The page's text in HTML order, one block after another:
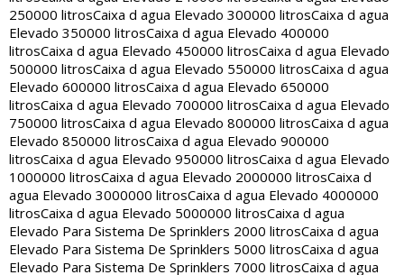
250000 litrosCaixa d agua Elevado 300000 litrosCaixa d agua
Elevado 350000 litrosCaixa d agua Elevado 400000
litrosCaixa d agua Elevado 450000 litrosCaixa d agua Elevado
500000 litrosCaixa d agua Elevado 550000 litrosCaixa d agua
Elevado 600000 litrosCaixa d agua Elevado 650000
litrosCaixa d agua Elevado 700000 litrosCaixa d agua Elevado
750000 litrosCaixa d agua Elevado 800000 litrosCaixa d agua
Elevado 850000 litrosCaixa d agua Elevado 900000
litrosCaixa d agua Elevado 950000 litrosCaixa d agua Elevado
1000000 litrosCaixa d agua Elevado 2000000 litrosCaixa d
agua Elevado 3000000 litrosCaixa d agua Elevado 4000000
litrosCaixa d agua Elevado 5000000 litrosCaixa d agua
Elevado Para Sistema De Sprinklers 2000 litrosCaixa d agua
Elevado Para Sistema De Sprinklers 5000 litrosCaixa d agua
Elevado Para Sistema De Sprinklers 7000 litrosCaixa d agua